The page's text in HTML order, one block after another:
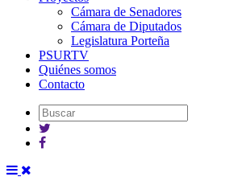
Cámara de Senadores
Cámara de Diputados
Legislatura Porteña
PSURTV
Quiénes somos
Contacto